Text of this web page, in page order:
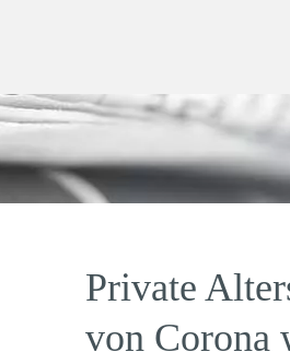
Private
von Corona